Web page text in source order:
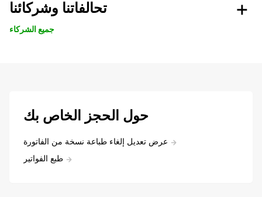
تحالفاتنا وشركائنا
جميع الشركاء
حول الحجز الخاص بك
عرض تعديل إلغاء طباعة نسخة من الفاتورة
طبع الفواتير